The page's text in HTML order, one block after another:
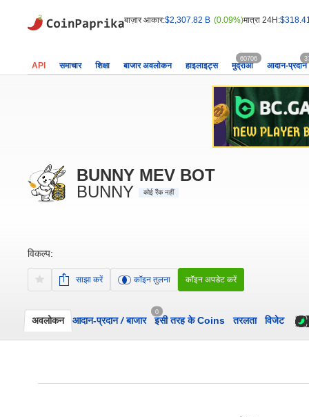
बाज़ार आकार:$2,307.82 B (0.09%)मात्रा 24H:
API समाचार शिक्षा बाजार अवलोकन हाइलाइट्स मुद्राओं
60706
आदान-प्रदान
BUNNY MEV BOT
BUNNY
कोई रैंक नहीं
विकल्प:
साझा करें कॉइन तुलना कॉइन अपडेट करें
अवलोकन आदान-प्रदान/बाजार
0
इसी तरह के Coins तरलता विजेट